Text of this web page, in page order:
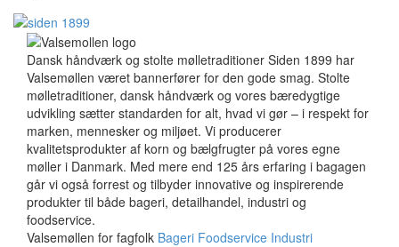
Dansk håndværk og stolte mølletraditioner Siden 1899 har
Valsemøllen været bannerfører for den gode smag. Stolte
mølletraditioner, dansk håndværk og vores bæredygtige
udvikling sætter standarden for alt, hvad vi gør – i respekt for
marken, mennesker og miljøet. Vi producerer
kvalitetsprodukter af korn og bælgfrugter på vores egne
møller i Danmark. Med mere end 125 års erfaring i bagagen
går vi også forrest og tilbyder innovative og inspirerende
produkter til både bageri, detailhandel, industri og
foodservice.
Valsemøllen for fagfolk Bageri Foodservice Industri